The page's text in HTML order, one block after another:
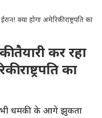
क्या होगा अमेरिकी राष्ट्रपति का
तैयारी कर रहा
राष्ट्रपति का
भी धमकी के आगे झुकता